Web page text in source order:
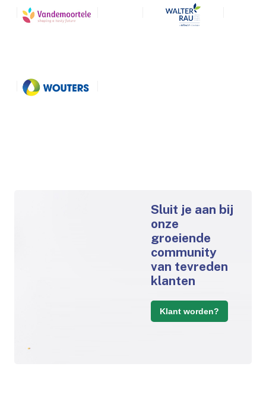
Sluit je aan bij
onze
groeiende
community
van tevreden
klanten
Klant worden?